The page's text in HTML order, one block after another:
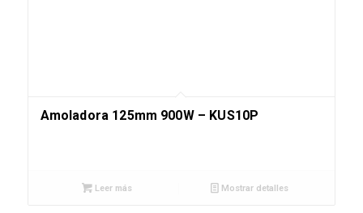
Amoladora 125mm 900W – KUS10P
Leer más Mostrar detalles